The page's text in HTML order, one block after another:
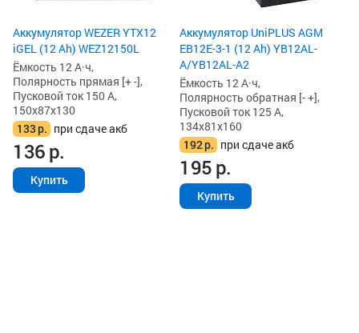
Аккумулятор WEZER YTX12
iGEL (12 Ah) WEZ12150L
Ёмкость 12 А·ч,
Полярность прямая [+ -],
Пусковой ток 150 А,
150x87x130
133р. при сдаче акб
136р.
Купить
Аккумулятор UniPLUS AGM
EB12E-3-1 (12 Ah) YB12AL-
A/YB12AL-A2
Ёмкость 12 А·ч,
Полярность обратная [- +],
Пусковой ток 125 А,
134x81x160
192р. при сдаче акб
195р.
Купить